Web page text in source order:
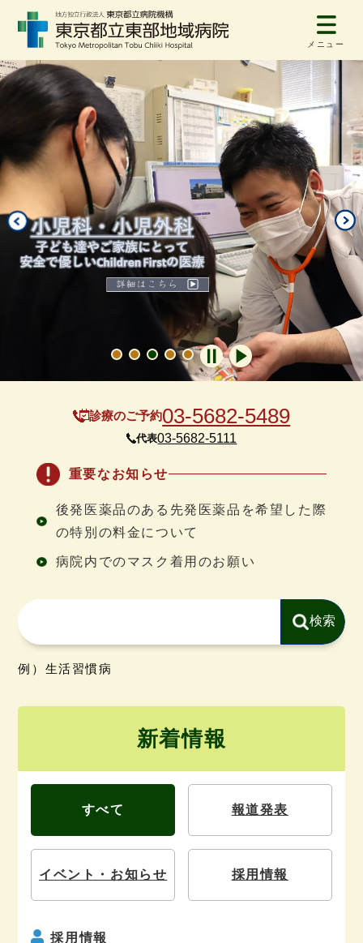
メニュー
1 2 3 4 5 自動再生オン
自動再生オフ
診療のご予約03-5682-5489
代表03-5682-5111
重要なお知らせ
後発医薬品のある先発医薬品を希望した際
の特別の料金について
病院内でのマスク着用のお願い
例）生活習慣病
新着情報
すべて 報道発表
イベント・ お知らせ 採用情報
採用情報